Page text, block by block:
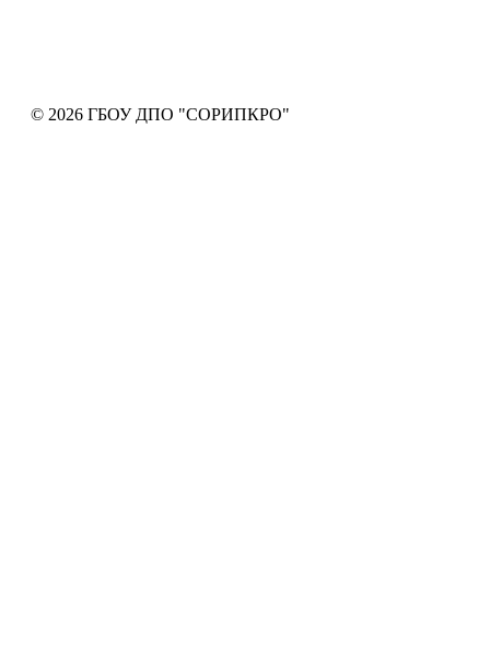
© 2026 ГБОУ ДПО "СОРИПКРО"